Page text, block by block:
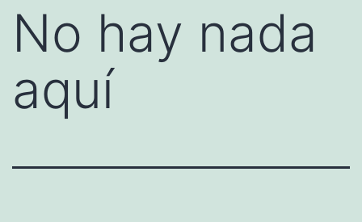
No hay nada
aquí